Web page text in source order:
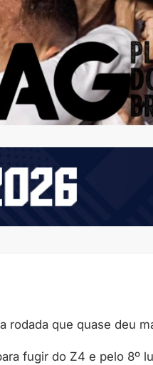
rodada que quase deu
fugir do Z4 e pelo 8º